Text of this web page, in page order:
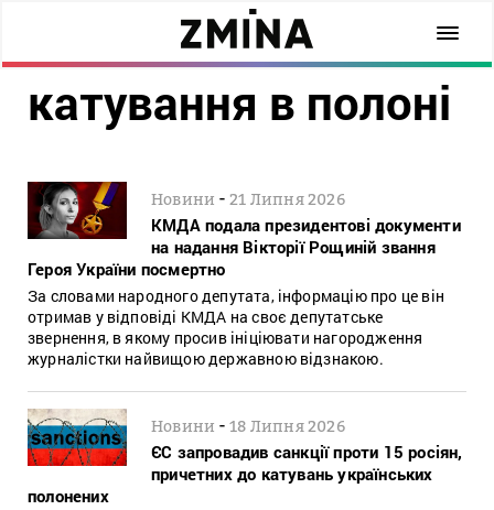
катування в полоні
Новини -21 Липня 2026
КМДА подала президентові документи
на надання Вікторії Рощиній звання
Героя України посмертно
За словами народного депутата, інформацію про це він
отримав у відповіді КМДА на своє депутатське
звернення, в якому просив ініціювати нагородження
журналістки найвищою державною відзнакою.
Новини -18 Липня 2026
ЄС запровадив санкції проти 15 росіян,
причетних до катувань українських
полонених